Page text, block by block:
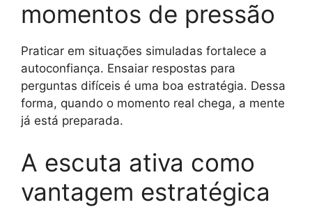
momentos de pressão
Praticar em situações simuladas fortalece a
autoconfiança. Ensaiar respostas para
perguntas difíceis é uma boa estratégia. Dessa
forma, quando o momento real chega, a mente
já está preparada.
A escuta ativa como
vantagem estratégica